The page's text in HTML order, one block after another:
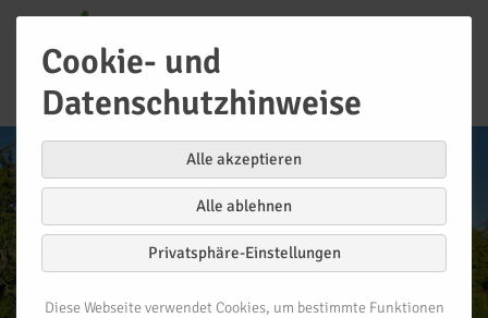
Cookie- und
Datenschutzhinweise
Alle akzeptieren
Alle ablehnen
Privatsphäre-Einstellungen
Diese Webseite verwendet Cookies, um bestimmte Funktionen